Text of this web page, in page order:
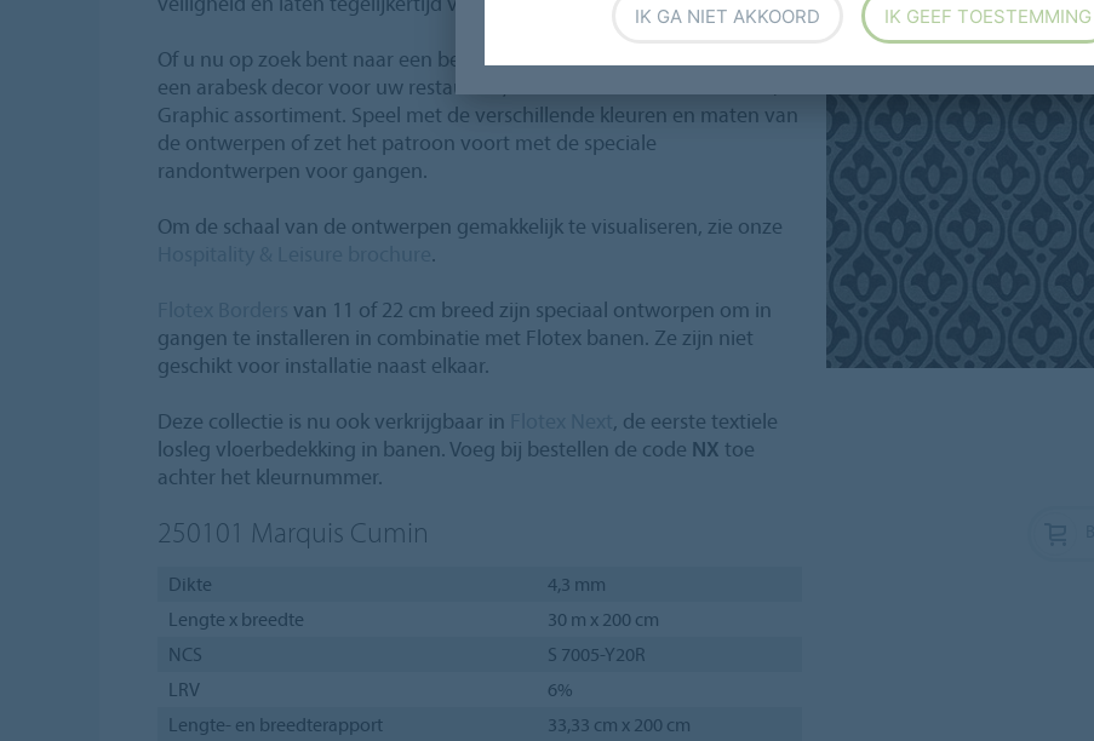
Of u nu op zoek bent naar een betonnen effect voor uw sportschool of
een arabesk decor voor uw restaurant, u vindt het in het Geometric /
Graphic assortiment. Speel met de verschillende kleuren en maten van
de ontwerpen of zet het patroon voort met de speciale
randontwerpen voor gangen.
Om de schaal van de ontwerpen gemakkelijk te visualiseren, zie onze
.
van 11 of 22 cm breed zijn speciaal ontworpen om in
gangen te installeren in combinatie met Flotex banen. Ze zijn niet
geschikt voor installatie naast elkaar.
Deze collectie is nu ook verkrijgbaar in
, de eerste textiele
losleg vloerbedekking in banen. Voeg bij bestellen de code NX toe
achter het kleurnummer.
250101 Marquis Cumin
Dikte
4,3 mm
Lengte x breedte
30 m x 200 cm
NCS
S 7005-Y20R
LRV
6%
Lengte- en breedterapport
33,33 cm x 200 cm
IK GA NIET AKKOORD IK GEEF TOESTEMMING